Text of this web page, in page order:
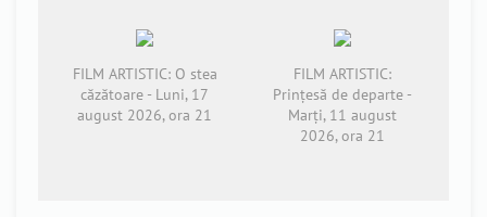
FILM ARTISTIC: O stea
căzătoare - Luni, 17
august 2026, ora 21
FILM ARTISTIC:
Prințesă de departe -
Marți, 11 august
2026, ora 21